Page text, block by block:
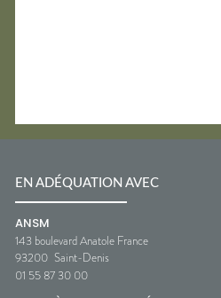
EN ADÉQUATION AVEC
ANSM
143 boulevard Anatole France
93200 Saint-Denis
01 55 87 30 00